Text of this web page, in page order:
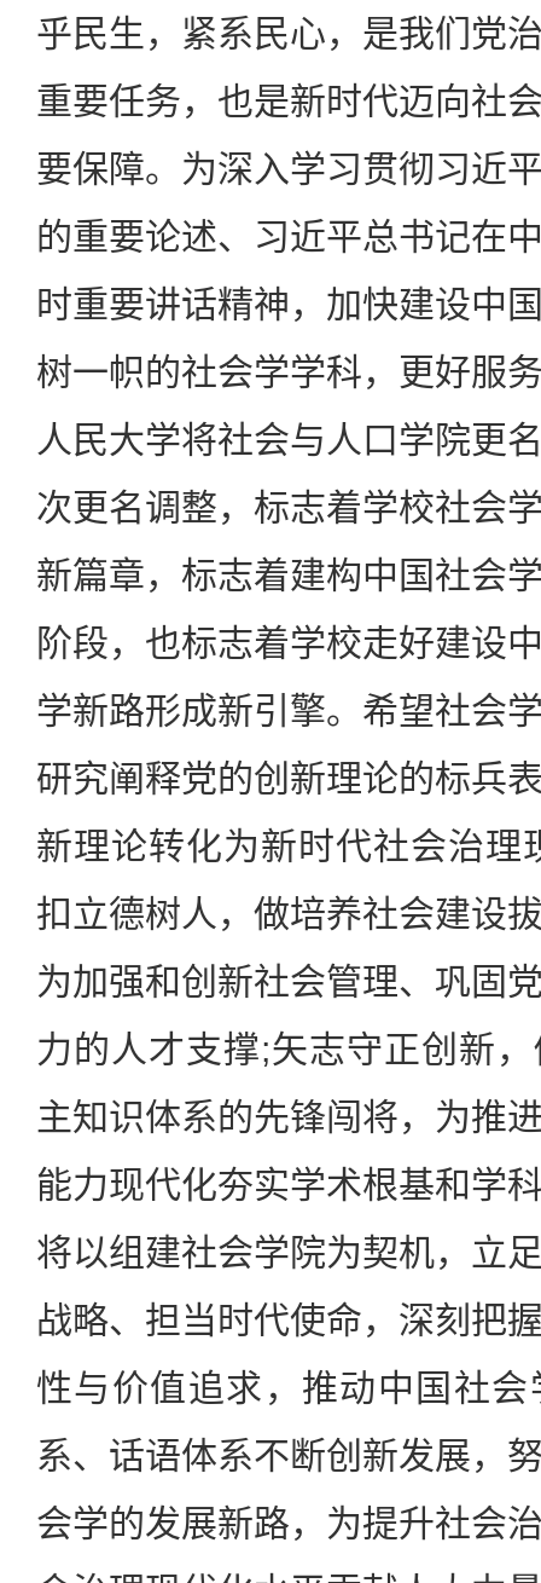
乎民生，紧系民心，是我们党
重要任务，也是新时代迈向社
要保障。为深入学习贯彻习近
的重要论述、习近平总书记在
时重要讲话精神，加快建设中
树一帜的社会学学科，更好服
人民大学将社会与人口学院更
次更名调整，标志着学校社会
新篇章，标志着建构中国社会
阶段，也标志着学校走好建设
学新路形成新引擎。希望社会
研究阐释党的创新理论的标兵
新理论转化为新时代社会治理
扣立德树人，做培养社会建设
为加强和创新社会管理、巩固
力的人才支撑;矢志守正创新
主知识体系的先锋闯将，为推
能力现代化夯实学术根基和学
将以组建社会学院为契机，立
战略、担当时代使命，深刻把
性与价值追求，推动中国社
系、话语体系不断创新发展，
会学的发展新路，为提升社会